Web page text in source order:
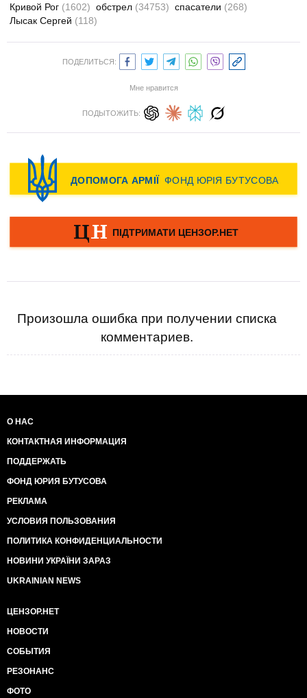
Кривой Рог (1602) обстрел (34753) спасатели (268)
Лысак Сергей (118)
ПОДЕЛИТЬСЯ:
Мне нравится
ПОДЫТОЖИТЬ:
Произошла ошибка при получении списка
комментариев.
О НАС
КОНТАКТНАЯ ИНФОРМАЦИЯ
ПОДДЕРЖАТЬ
ФОНД ЮРИЯ БУТУСОВА
РЕКЛАМА
УСЛОВИЯ ПОЛЬЗОВАНИЯ
ПОЛИТИКА КОНФИДЕНЦИАЛЬНОСТИ
НОВИНИ УКРАЇНИ ЗАРАЗ
UKRAINIAN NEWS
ЦЕНЗОР.НЕТ
НОВОСТИ
СОБЫТИЯ
РЕЗОНАНС
ФОТО